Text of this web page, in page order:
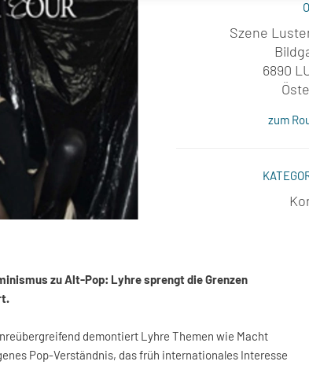
Szene
6890
zum
zu Alt-Pop: Lyhre sprengt die Grenzen
demontiert Lyhre Themen wie Macht
Pop-Verständnis, das früh internationales Interesse